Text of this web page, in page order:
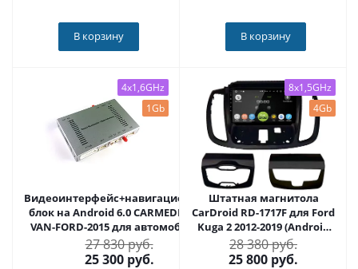
В корзину В корзину
4x1,6GHz
1Gb
Видеоинтерфейс+навигационный
блок на Android 6.0 CARMEDIA EXP
VAN-FORD-2015 для автомобилей
FORD
27 830 руб.
25 300руб.
8x1,5GHz
4Gb
Штатная магнитола
CarDroid RD-1717F для Ford
Kuga 2 2012-2019 (Android
10)
28 380 руб.
25 800 руб.